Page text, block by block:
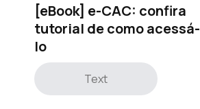
[eBook] e-CAC: confira
tutorial de como acessá-
lo
Text